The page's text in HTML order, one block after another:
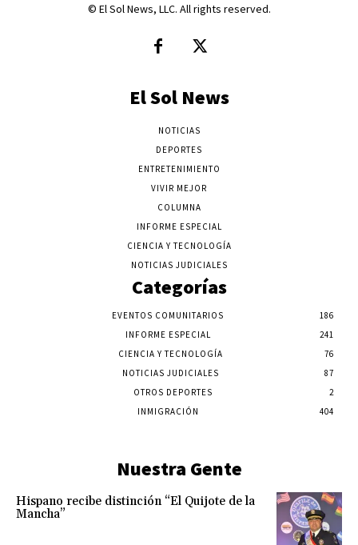
© El Sol News, LLC. All rights reserved.
El Sol News
NOTICIAS
DEPORTES
ENTRETENIMIENTO
VIVIR MEJOR
COLUMNA
INFORME ESPECIAL
CIENCIA Y TECNOLOGÍA
NOTICIAS JUDICIALES
Categorías
EVENTOS COMUNITARIOS
186
INFORME ESPECIAL
241
CIENCIA Y TECNOLOGÍA
76
NOTICIAS JUDICIALES
87
OTROS DEPORTES
2
INMIGRACIÓN
404
Nuestra Gente
Hispano recibe distinción “El Quijote de la
Mancha”